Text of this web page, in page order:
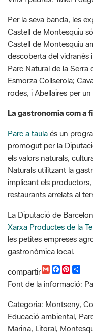
Castell de Montesquiu
descoberta del vidranès
Parc Natural de la Serra
Esmorza Collserola;
rodes, i Abellaires per
La gastronomia com a
Parc a taulaés un
promogut per la
els valors naturals,
Naturals utilitzant la
implicant els
restaurants arrelats al
La Diputació de
Xarxa Productes de la
gastronòmica local.
compartir
G
m
a
i
F
a
c
e
b
o
o
k
P
i
n
t
e
r
e
s
C
o
t
i
Font de la informació:
Categoria: Montseny,
Educació ambiental,
Corredor, Olèrdola, Sant
Naturals, Webs i
Educació ambiental,